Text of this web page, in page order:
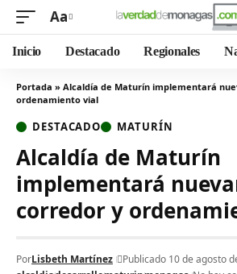
Aa
Inicio Destacado Regionales
Portada » Alcaldía de Maturín implementará
ordenamiento vial
DESTACADO MATURÍN
Alcaldía de Maturín
implementará
corredor y
PorLisbeth Martínez
Publicado 10 de agosto